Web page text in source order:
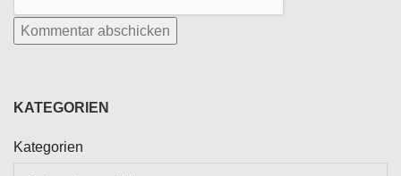
KATEGORIEN
Kategorien